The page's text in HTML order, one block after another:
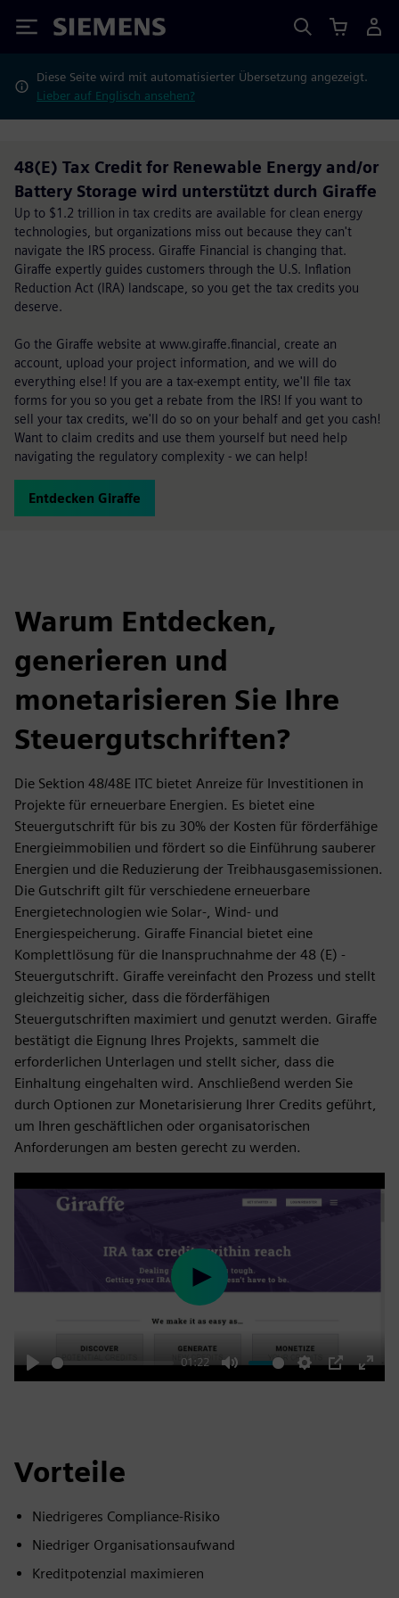
Siemens
Diese Seite wird mit automatisierter Übersetzung angezeigt.
Lieber auf Englisch ansehen?
48(E) Tax Credit for Renewable Energy and/or
Battery Storage wird unterstützt durch Giraffe
Up to $1.2 trillion in tax credits are available for clean energy
technologies, but organizations miss out because they can't
navigate the IRS process. Giraffe Financial is changing that.
Giraffe expertly guides customers through the U.S. Inflation
Reduction Act (IRA) landscape, so you get the tax credits you
deserve.
Go the Giraffe website at www.giraffe.financial, create an
account, upload your project information, and we will do
everything else! If you are a tax-exempt entity, we'll file tax
forms for you so you get a rebate from the IRS! If you want to
sell your tax credits, we'll do so on your behalf and get you cash!
Want to claim credits and use them yourself but need help
navigating the regulatory complexity - we can help!
Entdecken Giraffe
Warum Entdecken,
generieren und
monetarisieren Sie Ihre
Steuergutschriften?
Die Sektion 48/48E ITC bietet Anreize für Investitionen in
Projekte für erneuerbare Energien. Es bietet eine
Steuergutschrift für bis zu 30% der Kosten für förderfähige
Energieimmobilien und fördert so die Einführung sauberer
Energien und die Reduzierung der Treibhausgasemissionen.
Die Gutschrift gilt für verschiedene erneuerbare
Energietechnologien wie Solar-, Wind- und
Energiespeicherung. Giraffe Financial bietet eine
Komplettlösung für die Inanspruchnahme der 48 (E) -
Steuergutschrift. Giraffe vereinfacht den Prozess und stellt
gleichzeitig sicher, dass die förderfähigen
Steuergutschriften maximiert und genutzt werden. Giraffe
bestätigt die Eignung Ihres Projekts, sammelt die
erforderlichen Unterlagen und stellt sicher, dass die
Einhaltung eingehalten wird. Anschließend werden Sie
durch Optionen zur Monetarisierung Ihrer Credits geführt,
um Ihren geschäftlichen oder organisatorischen
Anforderungen am besten gerecht zu werden.
Play
01:22
Mute Settings
PIP
Enter
Play
Vorteile
Niedrigeres Compliance-Risiko
Niedriger Organisationsaufwand
Kreditpotenzial maximieren